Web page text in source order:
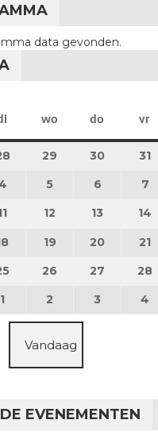
data gevonden.
dinsdag
wo woensdag
do vr
28 juli 2026
29 29 juli 2026
30 30 juli31
2026
4 augustus 2026
5 5 augustus 2026
6 6 7
2026
11 augustus 2026
12 12 augustus 2026
13 13 14
2026
18 augustus 2026
19 19 augustus 2026
20 20 21
2026
25 augustus 2026
26 26 augustus 2026
27 27 28
2026
1 1 september 2026
2 2 september 2026
3 3 4
Vandaag
EVENEMENTEN